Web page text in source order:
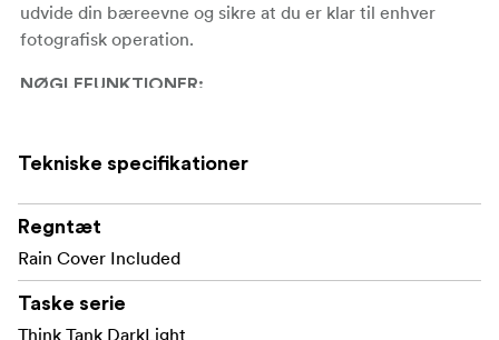
udvide din bæreevne og sikre at du er klar til enhver
fotografisk operation.
NØGLEFUNKTIONER:
fastgørelsespunkter til kapacitetsudvidelse og
Taktiske båndskinner på siden gør det muligt at
fastgøre modulære Think Tank-poser
Adgang til kameraudstyr fra bagpanelet uden at
tage tasken af, så du kan arbejde ud af tasken uden
Tekniske specifikationer
Regntæt
Rain Cover Included
Taske serie
Think Tank DarkLight